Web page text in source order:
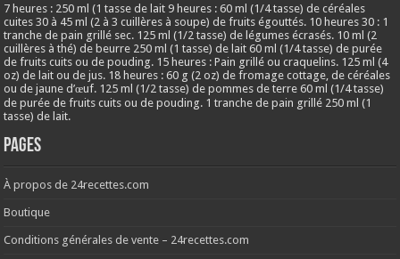
7 heures : 250 ml (1 tasse de lait 9 heures : 60 ml (1/4 tasse) de céréales
cuites 30 à 45 ml (2 à 3 cuillères à soupe) de fruits égouttés. 10 heures 30 : 1
tranche de pain grillé sec. 125 ml (1/2 tasse) de légumes écrasés. 10 ml (2
cuillères à thé) de beurre 250 ml (1 tasse) de lait 60 ml (1/4 tasse) de purée
de fruits cuits ou de pouding. 15 heures : Pain grillé ou craquelins. 125 ml (4
oz) de lait ou de jus. 18 heures : 60 g (2 oz) de fromage cottage, de céréales
ou de jaune d’œuf. 125 ml (1/2 tasse) de pommes de terre 60 ml (1/4 tasse)
de purée de fruits cuits ou de pouding. 1 tranche de pain grillé 250 ml (1
tasse) de lait.
Pages
À propos de 24recettes.com
Boutique
Conditions générales de vente – 24recettes.com